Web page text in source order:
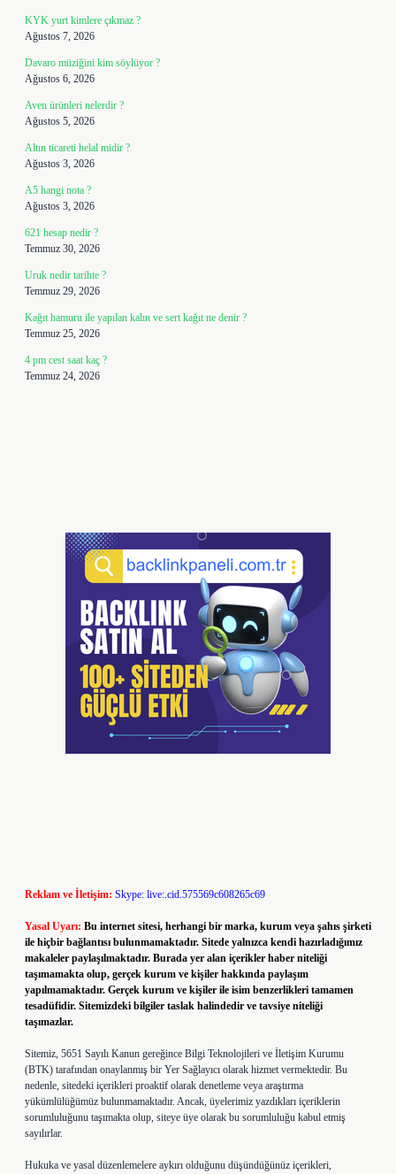
KYK yurt kimlere çıkmaz ?
Ağustos 7, 2026
Davaro müziğini kim söylüyor ?
Ağustos 6, 2026
Aven ürünleri nelerdir ?
Ağustos 5, 2026
Altın ticareti helal midir ?
Ağustos 3, 2026
A5 hangi nota ?
Ağustos 3, 2026
621 hesap nedir ?
Temmuz 30, 2026
Uruk nedir tarihte ?
Temmuz 29, 2026
Kağıt hamuru ile yapılan kalın ve sert kağıt ne denir ?
Temmuz 25, 2026
4 pm cest saat kaç ?
Temmuz 24, 2026
Reklam ve İletişim: Skype: live:.cid.575569c608265c69
Yasal Uyarı: Bu internet sitesi, herhangi bir marka, kurum veya şahıs şirketi
ile hiçbir bağlantısı bulunmamaktadır. Sitede yalnızca kendi hazırladığımız
makaleler paylaşılmaktadır. Burada yer alan içerikler haber niteliği
taşımamakta olup, gerçek kurum ve kişiler hakkında paylaşım
yapılmamaktadır. Gerçek kurum ve kişiler ile isim benzerlikleri tamamen
tesadüfidir. Sitemizdeki bilgiler taslak halindedir ve tavsiye niteliği
taşımazlar.
Sitemiz, 5651 Sayılı Kanun gereğince Bilgi Teknolojileri ve İletişim Kurumu
(BTK) tarafından onaylanmış bir Yer Sağlayıcı olarak hizmet vermektedir. Bu
nedenle, sitedeki içerikleri proaktif olarak denetleme veya araştırma
yükümlülüğümüz bulunmamaktadır. Ancak, üyelerimiz yazdıkları içeriklerin
sorumluluğunu taşımakta olup, siteye üye olarak bu sorumluluğu kabul etmiş
sayılırlar.
Hukuka ve yasal düzenlemelere aykırı olduğunu düşündüğünüz içerikleri,